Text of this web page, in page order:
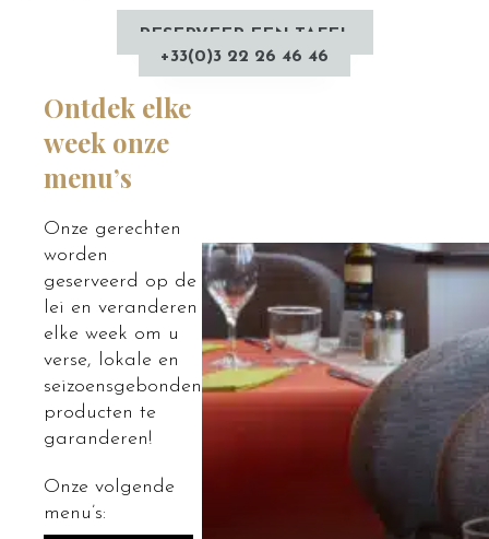
RESERVEER EEN TAFEL
+33(0)3 22 26 46 46
Ontdek elke
week onze
menu’s
Onze gerechten
worden
geserveerd op de
lei en veranderen
elke week om u
verse, lokale en
seizoensgebonden
producten te
garanderen!
Onze volgende
menu’s: